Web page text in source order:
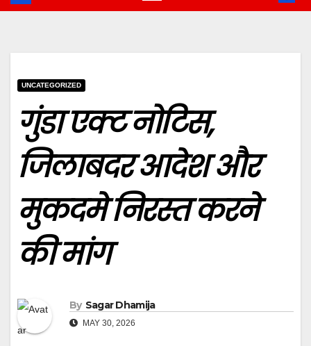
UNCATEGORIZED
गुंडा एक्ट नोटिस,
जिलाबदर आदेश और
मुकदमे निरस्त करने
की मांग
By Sagar Dhamija
MAY 30, 2026